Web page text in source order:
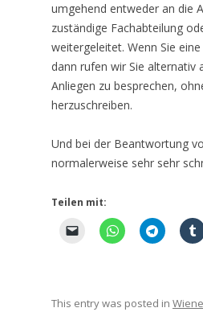
umgehend entweder an die
zuständige Fachabteilung
weitergeleitet. Wenn Sie
dann rufen wir Sie alternativ
Anliegen zu besprechen,
herzuschreiben.
Und bei der Beantwortung
normalerweise sehr sehr
Teilen mit:
This entry was posted in